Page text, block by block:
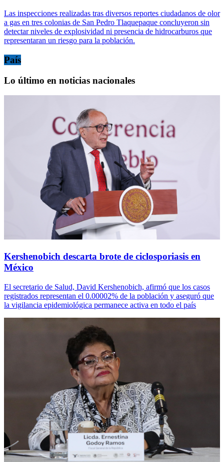
Las inspecciones realizadas tras diversos reportes ciudadanos de olor
a gas en tres colonias de San Pedro Tlaquepaque concluyeron sin
detectar niveles de explosividad ni presencia de hidrocarburos que
representaran un riesgo para la población.
País
Lo último en noticias nacionales
Kershenobich descarta brote de ciclosporiasis en
México
El secretario de Salud, David Kershenobich, afirmó que los casos
registrados representan el 0.00002% de la población y aseguró que
la vigilancia epidemiológica permanece activa en todo el país